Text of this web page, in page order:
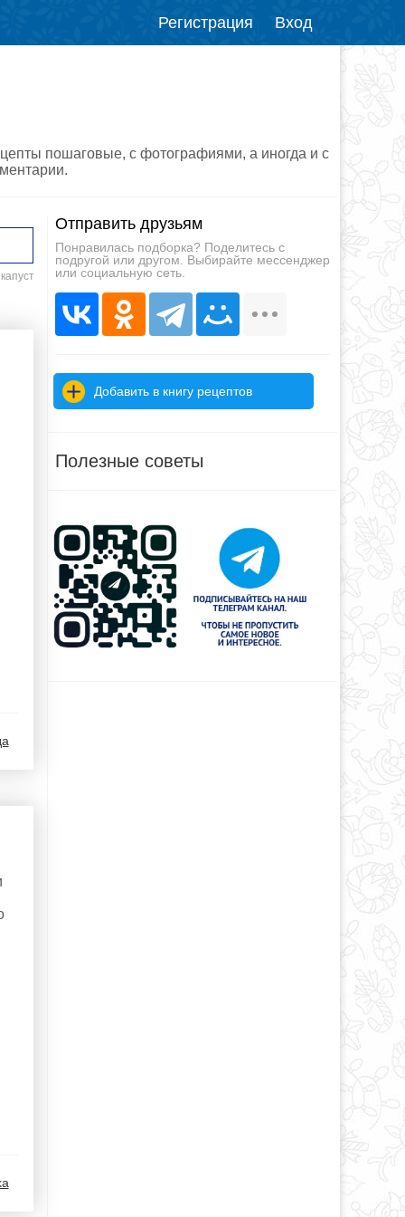
Регистрация Вход
пошаговые, с фотографиями, а иногда и с
Отправить друзьям
Понравилась подборка? Поделитесь с
подругой или другом. Выбирайте мессенджер
или социальную сеть.
Добавить в книгу рецептов
Полезные советы